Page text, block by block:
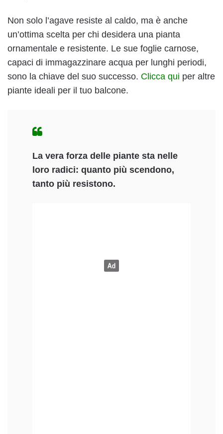
Non solo l’agave resiste al caldo, ma è anche
un’ottima scelta per chi desidera una pianta
ornamentale e resistente. Le sue foglie carnose,
capaci di immagazzinare acqua per lunghi periodi,
sono la chiave del suo successo. Clicca qui per altre
piante ideali per il tuo balcone.
La vera forza delle piante sta nelle
loro radici: quanto più scendono,
tanto più resistono.